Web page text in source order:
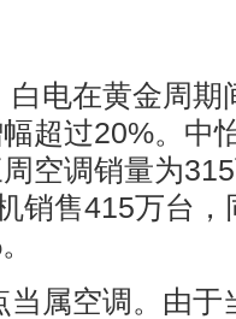
电在黄金周期
超过20%。中
空调销量为
销售415万台，
属空调。由于